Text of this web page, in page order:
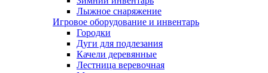
Лыжное снаряжение
Игровое оборудование и инвентарь
Городки
Дуги для подлезания
Качели деревянные
Лестница веревочная